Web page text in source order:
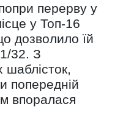
перерву у
у Топ-16
дозволило їй
32. З
шаблісток,
попередній
впоралася